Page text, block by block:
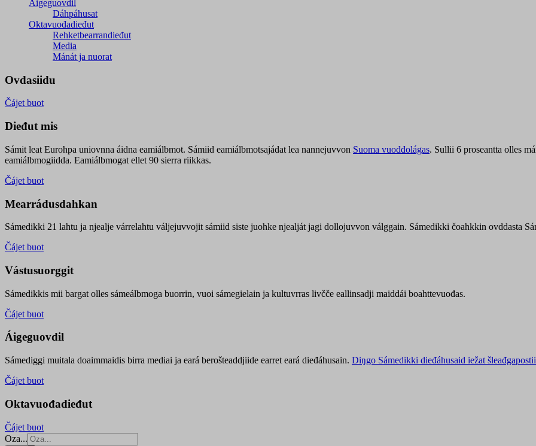
Áigeguovdil
Dáhpáhusat
Oktavuođadieđut
Rehketbearrandieđut
Media
Mánát ja nuorat
Ovdasiidu
Čájet buot
Dieđut mis
Sámit leat Eurohpa uniovnna áidna eamiálbmot. Sámiid eamiálbmotsajádat lea nannejuvvon Suoma vuođđolágas. Sullii 6 proseantta olles
eamiálbmogiidda. Eamiálbmogat ellet 90 sierra riikkas.
Čájet buot
Mearrádusdahkan
Sámedikki 21 lahtu ja njealje várrelahtu váljejuvvojit sámiid siste juohke njealját jagi dollojuvvon válggain. Sámedikki čoahkkin ovddasta
Čájet buot
Vástusuorggit
Sámedikkis mii bargat olles sámeálbmoga buorrin, vuoi sámegielain ja kultuvrras livčče eallinsadji maiddái boahttevuođas.
Čájet buot
Áigeguovdil
Sámediggi muitala doaimmaidis birra mediai ja eará berošteaddjiide earret eará dieđáhusain. Diŋgo Sámedikki dieđáhusaid iežat šleađgapostii
Čájet buot
Oktavuođadieđut
Čájet buot
Oza...